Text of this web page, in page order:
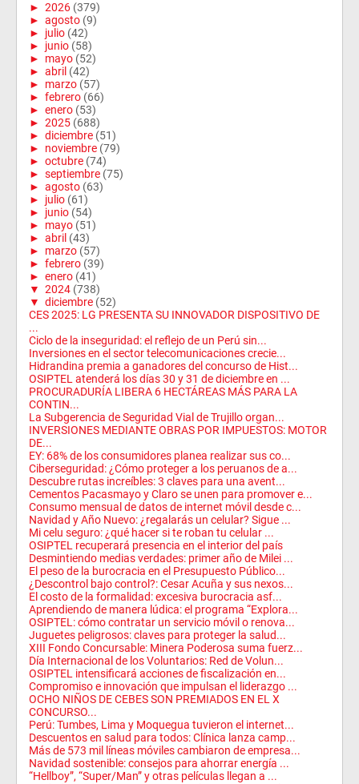
► 2026 (379)
► agosto (9)
► julio (42)
► junio (58)
► mayo (52)
► abril (42)
► marzo (57)
► febrero (66)
► enero (53)
► 2025 (688)
► diciembre (51)
► noviembre (79)
► octubre (74)
► septiembre (75)
► agosto (63)
► julio (61)
► junio (54)
► mayo (51)
► abril (43)
► marzo (57)
► febrero (39)
► enero (41)
▼ 2024 (738)
▼ diciembre (52)
CES 2025: LG PRESENTA SU INNOVADOR DISPOSITIVO DE
...
Ciclo de la inseguridad: el reflejo de un Perú sin...
Inversiones en el sector telecomunicaciones crecie...
Hidrandina premia a ganadores del concurso de Hist...
OSIPTEL atenderá los días 30 y 31 de diciembre en ...
PROCURADURÍA LIBERA 6 HECTÁREAS MÁS PARA LA
CONTIN...
La Subgerencia de Seguridad Vial de Trujillo organ...
INVERSIONES MEDIANTE OBRAS POR IMPUESTOS: MOTOR
DE...
EY: 68% de los consumidores planea realizar sus co...
Ciberseguridad: ¿Cómo proteger a los peruanos de a...
Descubre rutas increíbles: 3 claves para una avent...
Cementos Pacasmayo y Claro se unen para promover e...
Consumo mensual de datos de internet móvil desde c...
Navidad y Año Nuevo: ¿regalarás un celular? Sigue ...
Mi celu seguro: ¿qué hacer si te roban tu celular ...
OSIPTEL recuperará presencia en el interior del país
Desmintiendo medias verdades: primer año de Milei ...
El peso de la burocracia en el Presupuesto Público...
¿Descontrol bajo control?: Cesar Acuña y sus nexos...
El costo de la formalidad: excesiva burocracia asf...
Aprendiendo de manera lúdica: el programa “Explora...
OSIPTEL: cómo contratar un servicio móvil o renova...
Juguetes peligrosos: claves para proteger la salud...
XIII Fondo Concursable: Minera Poderosa suma fuerz...
Día Internacional de los Voluntarios: Red de Volun...
OSIPTEL intensificará acciones de fiscalización en...
Compromiso e innovación que impulsan el liderazgo ...
OCHO NIÑOS DE CEBES SON PREMIADOS EN EL X
CONCURSO...
Perú: Tumbes, Lima y Moquegua tuvieron el internet...
Descuentos en salud para todos: Clínica lanza camp...
Más de 573 mil líneas móviles cambiaron de empresa...
Navidad sostenible: consejos para ahorrar energía ...
“Hellboy”, “Super/Man” y otras películas llegan a ...